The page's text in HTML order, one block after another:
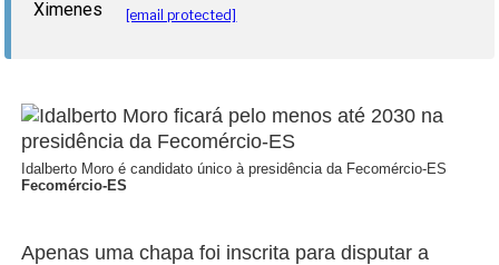
[email protected]
Idalberto Moro é candidato único à presidência da Fecomércio-ES
Fecomércio-ES
Apenas uma chapa foi inscrita para disputar a